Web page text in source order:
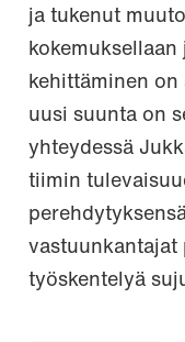
ja tukenut
kokemuksellaan
kehittäminen on
uusi suunta on
yhteydessä
tiimin
vastuunkantajat
työskentelyä